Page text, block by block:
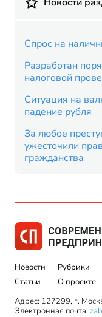
Спрос на
Разработан
налоговой
Ситуация на
падение рубля
За любое
ужесточили
гражданства
Новости
Статьи
Рубрики
О проекте
Адрес: 127299, г.
Электронная почта: